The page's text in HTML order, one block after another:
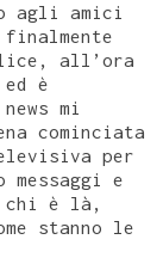
agli amici
all’ora
è
mi
cominciata
per
e
chi è là,
stanno le